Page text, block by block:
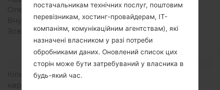
Оперативна память
278MB
Внутрішня память
150MB
Зовнішня память
microSD, до 32 GB
(виділений слот), 2 GB
included
Мережа та дані
Кількість місць для сім
карт
постачальникам технічних послуг, поштовим
перевізникам, хостинг-провайдерам, ІТ-
компаніям, комунікаційним агентствам), які
назначені власником у разі потреби
обробниками даних. Оновлений список цих
сторін може бути затребуваний у власника в
будь-який час.